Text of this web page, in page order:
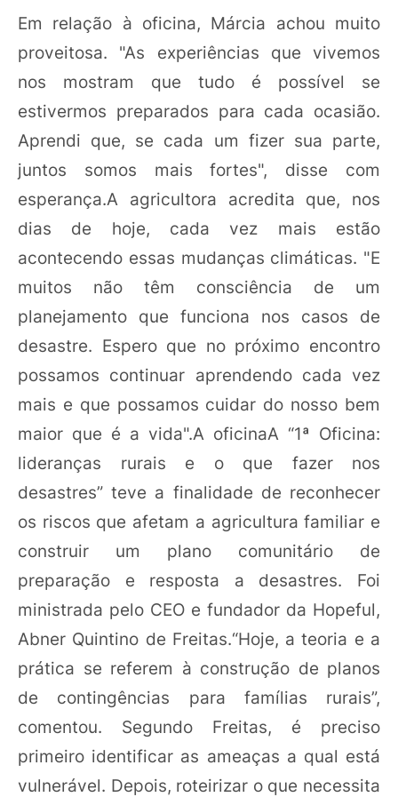
Em relação à oficina, Márcia achou muito
proveitosa. "As experiências que vivemos
nos mostram que tudo é possível se
estivermos preparados para cada ocasião.
Aprendi que, se cada um fizer sua parte,
juntos somos mais fortes", disse com
esperança.A agricultora acredita que, nos
dias de hoje, cada vez mais estão
acontecendo essas mudanças climáticas. "E
muitos não têm consciência de um
planejamento que funciona nos casos de
desastre. Espero que no próximo encontro
possamos continuar aprendendo cada vez
mais e que possamos cuidar do nosso bem
maior que é a vida".A oficinaA “1ª Oficina:
lideranças rurais e o que fazer nos
desastres” teve a finalidade de reconhecer
os riscos que afetam a agricultura familiar e
construir um plano comunitário de
preparação e resposta a desastres. Foi
ministrada pelo CEO e fundador da Hopeful,
Abner Quintino de Freitas.“Hoje, a teoria e a
prática se referem à construção de planos
de contingências para famílias rurais”,
comentou. Segundo Freitas, é preciso
primeiro identificar as ameaças a qual está
vulnerável. Depois, roteirizar o que necessita